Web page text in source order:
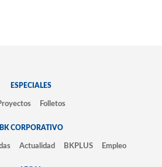
ESPECIALES
Folletos
BK CORPORATIVO
Actualidad BKPLUS Empleo